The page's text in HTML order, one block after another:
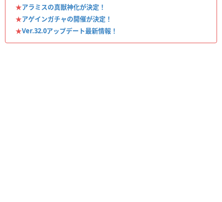
★アラミスの真獣神化が決定！
★アゲインガチャの開催が決定！
★Ver.32.0アップデート最新情報！